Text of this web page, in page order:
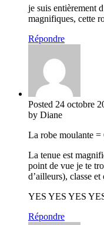
je suis entièrement
magnifiques, cette
Répondre
Posted 24 octobre
by Diane
La robe moulante
La tenue est
point de vue je te
d’ailleurs), classe et
YES YES YES
Répondre